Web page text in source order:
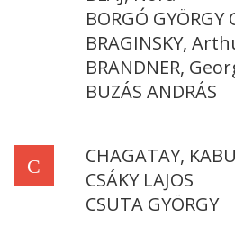
BORGÓ GYÖRGY
BRAGINSKY,
BRANDNER,
BUZÁS ANDRÁS
C
CHAGATAY,
CSÁKY LAJOS
CSUTA GYÖRGY